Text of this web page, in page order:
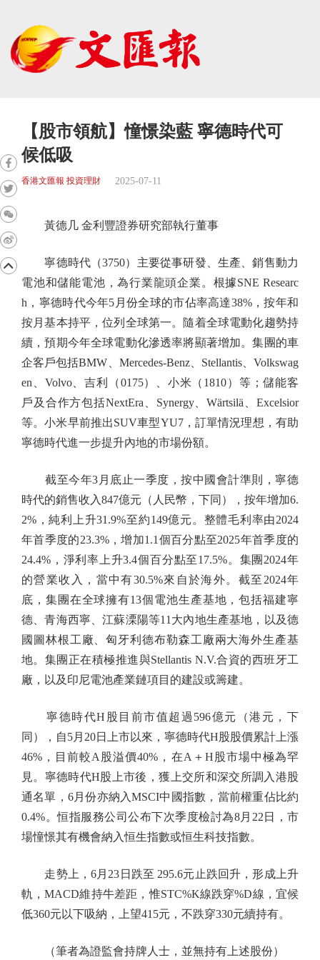
【股市領航】憧憬染藍 寧德時代可
候低吸
香港文匯報 投資理財 2025-07-11
黃德几 金利豐證券研究部執行董事
寧德時代（3750）主要從事研發、生產、銷售動力
電池和儲能電池，為行業龍頭企業。根據SNE Researc
h，寧德時代今年5月份全球的市佔率高達38%，按年和
按月基本持平，位列全球第一。隨着全球電動化趨勢持
續，預期今年全球電動化滲透率將顯著增加。集團的車
企客戶包括BMW、Mercedes-Benz、Stellantis、Volkswag
en、Volvo、吉利（0175）、小米（1810）等；儲能客
戶及合作方包括NextEra、Synergy、Wärtsilä、Excelsior
等。小米早前推出SUV車型YU7，訂單情況理想，有助
寧德時代進一步提升內地的市場份額。
截至今年3月底止一季度，按中國會計準則，寧德
時代的銷售收入847億元（人民幣，下同），按年增加6.
2%，純利上升31.9%至約149億元。整體毛利率由2024
年首季度的23.3%，增加1.1個百分點至2025年首季度的
24.4%，淨利率上升3.4個百分點至17.5%。集團2024年
的營業收入，當中有30.5%來自於海外。截至2024年
底，集團在全球擁有13個電池生產基地，包括福建寧
德、青海西寧、江蘇溧陽等11大內地生產基地，以及德
國圖林根工廠、匈牙利德布勒森工廠兩大海外生產基
地。集團正在積極推進與Stellantis N.V.合資的西班牙工
廠，以及印尼電池產業鏈項目的建設或籌建。
寧德時代H股目前市值超過596億元（港元，下
同），自5月20日上市以來，寧德時代H股股價累計上漲
46%，目前較A股溢價40%，在A＋H股市場中極為罕
見。寧德時代H股上市後，獲上交所和深交所調入港股
通名單，6月份亦納入MSCI中國指數，當前權重佔比約
0.4%。恒指服務公司公布下次季度檢討為8月22日，市
場憧憬其有機會納入恒生指數或恒生科技指數。
走勢上，6月23日跌至 295.6元止跌回升，形成上升
軌，MACD維持牛差距，惟STC%K線跌穿%D線，宜候
低360元以下吸納，上望415元，不跌穿330元續持有。
（筆者為證監會持牌人士，並無持有上述股份）